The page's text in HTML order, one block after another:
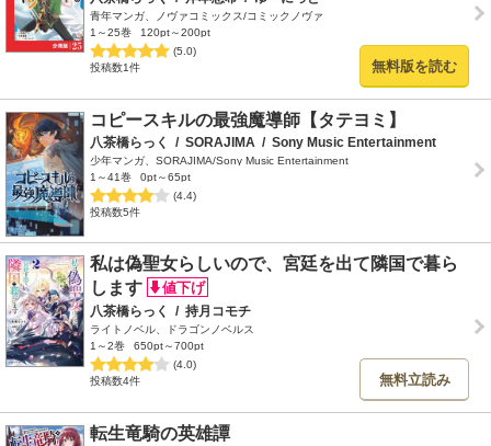
青年マンガ、ノヴァコミックス/コミックノヴァ
1～25巻
120pt～200pt
(5.0)
投稿数1件
無料版を読む
コピースキルの最強魔導師【タテヨミ】
八茶橋らっく / SORAJIMA / Sony Music Entertainment
少年マンガ、SORAJIMA/Sony Music Entertainment
1～41巻
0pt～65pt
(4.4)
投稿数5件
私は偽聖女らしいので、宮廷を出て隣国で暮ら
します
八茶橋らっく / 持月コモチ
ライトノベル、ドラゴンノベルス
1～2巻
650pt～700pt
(4.0)
投稿数4件
無料立読み
転生竜騎の英雄譚